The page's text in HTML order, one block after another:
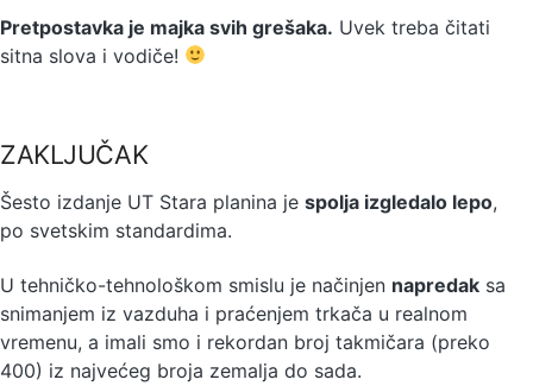
Pretpostavka je majka svih grešaka. Uvek treba čitati
sitna slova i vodiče!
ZAKLJUČAK
Šesto izdanje UT Stara planina je spolja izgledalo lepo,
po svetskim standardima.
U tehničko-tehnološkom smislu je načinjen napredak sa
snimanjem iz vazduha i praćenjem trkača u realnom
vremenu, a imali smo i rekordan broj takmičara (preko
400) iz najvećeg broja zemalja do sada.